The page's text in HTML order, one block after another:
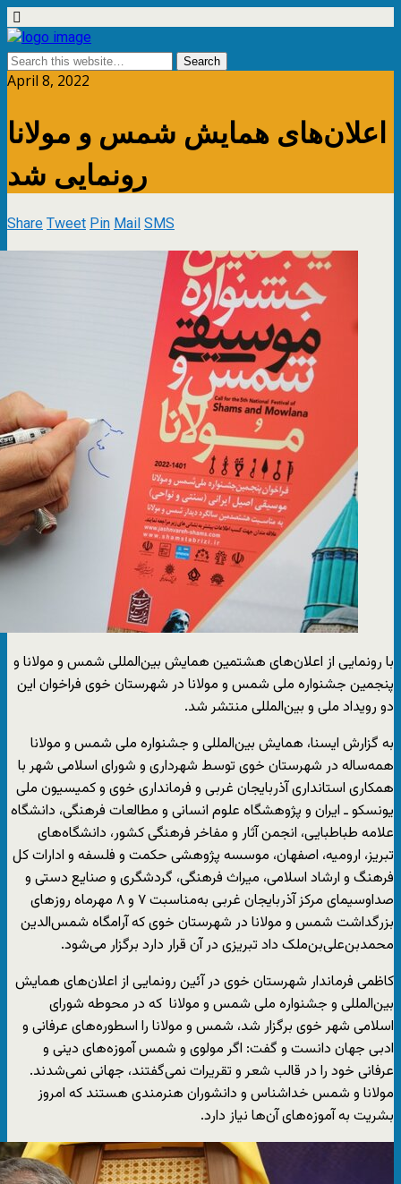
April 8, 2022
اعلان‌های همایش شمس و مولانا
رونمایی شد
ShareTweetPinMailSMS
با رونمایی از اعلان‌های هشتمین همایش بین‌المللی شمس و مولانا و
پنجمین جشنواره ملی شمس و مولانا در شهرستان خوی فراخوان این
دو رویداد ملی و بین‌المللی منتشر شد.
به گزارش ایسنا، همایش بین‌المللی و جشنواره ملی شمس و مولانا
همه‌ساله در شهرستان خوی توسط شهرداری و شورای اسلامی شهر با
همکاری استانداری آذربایجان غربی و فرمانداری خوی و کمیسیون ملی
یونسکو ـ ایران و پژوهشگاه علوم انسانی و مطالعات فرهنگی، دانشگاه
علامه طباطبایی، انجمن آثار و مفاخر فرهنگی کشور، دانشگاه‌های
تبریز، ارومیه، اصفهان، موسسه پژوهشی حکمت و فلسفه و ادارات کل
فرهنگ و ارشاد اسلامی، میراث فرهنگی، گردشگری و صنایع دستی و
صداوسیمای مرکز آذربایجان غربی به‌مناسبت ۷ و ۸ مهرماه روزهای
بزرگداشت شمس و مولانا در شهرستان خوی که آرامگاه شمس‌الدین
محمدبن‌علی‌بن‌ملک داد تبریزی در آن قرار دارد برگزار می‌شود.
کاظمی فرماندار شهرستان خوی در آئین رونمایی از اعلان‌های همایش
بین‌المللی و جشنواره ملی شمس و مولانا که در محوطه شورای
اسلامی شهر خوی برگزار شد، شمس و مولانا را اسطوره‌های عرفانی و
ادبی جهان دانست و گفت: اگر مولوی و شمس آموزه‌های دینی و
عرفانی خود را در قالب شعر و تقریرات نمی‌گفتند، جهانی نمی‌شدند.
مولانا و شمس خداشناس و دانشوران هنرمندی هستند که امروز
بشریت به آموزه‌های آن‌ها نیاز دارد.